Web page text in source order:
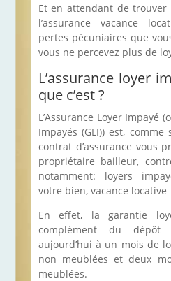
Et en attendant de trouver
l’assurance vacance
pertes pécuniaires que
vous ne percevez plus de
L’assurance loyer
que c’est ?
L’Assurance Loyer Impayé
Impayés (GLI)) est,
contrat d’assurance vous
propriétaire bailleur,
notamment: loyers
votre bien, vacance locative
En effet, la garantie
complément du
aujourd’hui à un mois de
non meublées et deux
meublées.